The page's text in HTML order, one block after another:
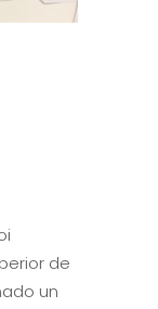
de
un